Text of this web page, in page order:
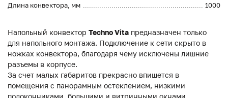
Длина конвектора, мм
1000
Напольный конвектор Techno Vita предназначен только
для напольного монтажа. Подключение к сети скрыто в
ножках конвектора, благодаря чему исключены лишние
разъемы в корпусе.
За счет малых габаритов прекрасно впишется в
помещения с панорамным остеклением, низкими
подоконниками, большими и витринными окнами.